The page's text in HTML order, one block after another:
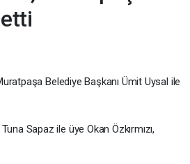
Belediye Başkanı Ümit Uysal ile
Sapaz ile üye Okan Özkırmızı,